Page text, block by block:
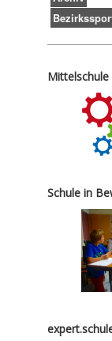
Mittelschule
Schule in